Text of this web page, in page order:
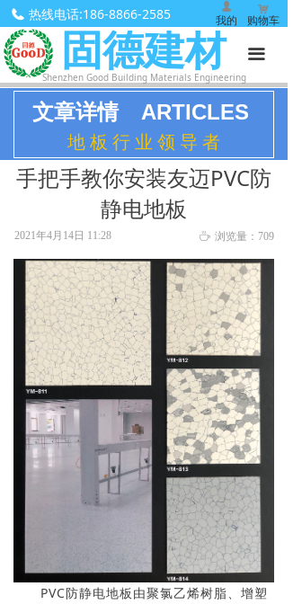
낙
购物车
넙
我的
固德建材 끀
热线电话:186-8866-2585
Shenzhen Good Building Materials Engineering
地 板 行 业 领 导 者
文章详情 ARTICLES
手把手教你安装友迈PVC防
静电地板
2021年4月14日 11:28 ꄘ 浏览量： 709
PVC防静电地板由聚氯乙烯树脂、增塑